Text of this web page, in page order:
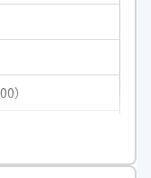
）